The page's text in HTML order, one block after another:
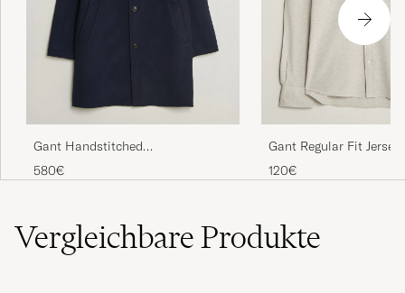
Gant Handstitched
Wool/Cashmere Top Coat Evening
Blue
580€
Gant Regular Fit
Light Beige Melange
120€
VergleichbareProdukte